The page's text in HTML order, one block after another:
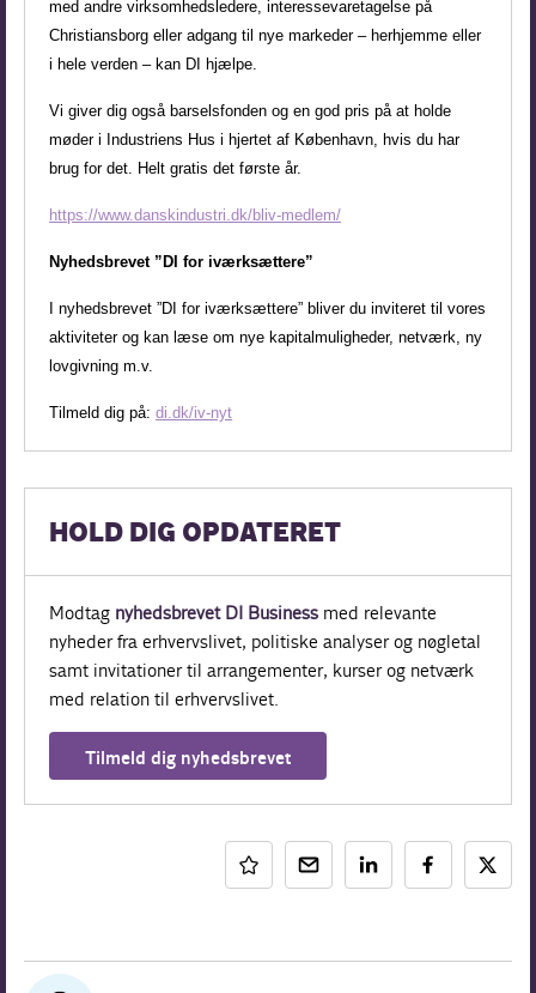
med andre virksomhedsledere,interessevaretagelse på
Christiansborg elleradgang til nye markeder – herhjemme eller
i heleverden – kan DI hjælpe.
Vi giver dig også barselsfonden og en god prispå at holde
møder i Industriens Hus i hjertet af København, hvis du har
brug for det. Helt gratisdet første år.
https://www.danskindustri.dk/bliv-medlem/
Nyhedsbrevet ”DI for iværksættere”
I nyhedsbrevet ”DI for iværksættere” bliverdu inviteret til vores
aktiviteter og kan læseom nye kapitalmuligheder, netværk, ny
lovgivningm.v.
Tilmeld dig på:di.dk/iv-nyt
HOLD DIG OPDATERET
Modtag nyhedsbrevet DI Business med relevante
nyheder fra erhvervslivet, politiske analyser og nøgletal
samt invitationer til arrangementer, kurser og netværk
med relation til erhvervslivet.
Tilmeld dig nyhedsbrevet